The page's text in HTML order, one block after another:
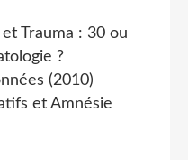
Trauma : 30 ou
?
(2010)
et Amnésie